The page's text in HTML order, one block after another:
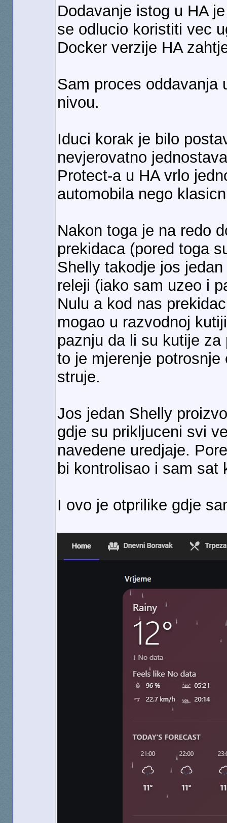
Dodavanje istog u HA
se odlucio koristiti vec
Docker verzije HA
Sam proces oddavanja
nivou.
Iduci korak je bilo
nevjerovatno
Protect-a u HA vrlo
automobila nego
Nakon toga je na redo
prekidaca (pored toga
Shelly takodje jos
releji (iako sam uzeo i
Nulu a kod nas
mogao u razvodnoj
paznju da li su kutije
to je mjerenje
struje.
Jos jedan Shelly
gdje su prikljuceni svi
navedene uredjaje.
bi kontrolisao i sam
I ovo je otprilike gdje